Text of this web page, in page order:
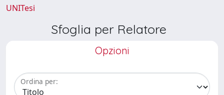
UNITesi
Sfoglia per Relatore
Opzioni
Ordina per: